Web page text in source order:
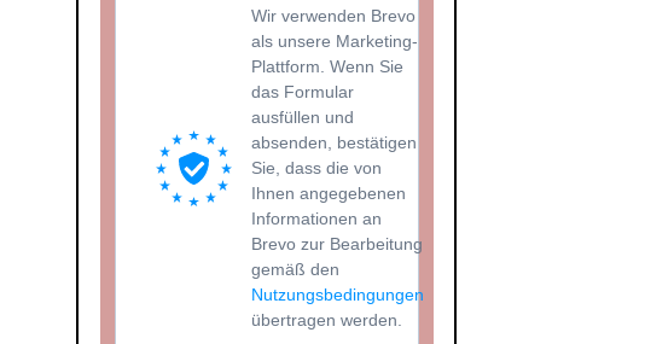
Wir verwenden Brevo
als unsere Marketing-
Plattform. Wenn Sie
das Formular
ausfüllen und
absenden, bestätigen
Sie, dass die von
Ihnen angegebenen
Informationen an
Brevo zur Bearbeitung
gemäß den
Nutzungsbedingungen
übertragen werden.